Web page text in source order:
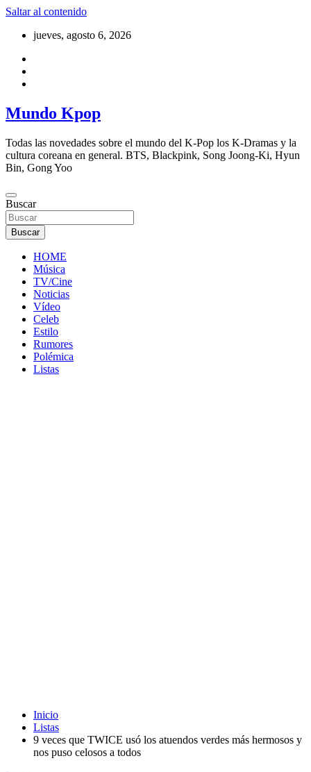
Saltar al contenido
jueves, agosto 6, 2026
Mundo Kpop
Todas las novedades sobre el mundo del K-Pop los K-Dramas y la
cultura coreana en general. BTS, Blackpink, Song Joong-Ki, Hyun
Bin, Gong Yoo
Buscar
Buscar
HOME
Música
TV/Cine
Noticias
Vídeo
Celeb
Estilo
Rumores
Polémica
Listas
Inicio
Listas
9 veces que TWICE usó los atuendos verdes más hermosos y
nos puso celosos a todos